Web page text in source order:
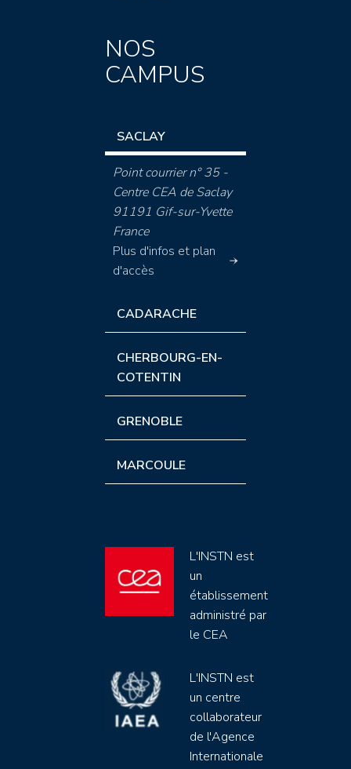
NOS
CAMPUS
SACLAY
Point courrier n° 35 -
Centre CEA de Saclay
91191 Gif-sur-Yvette
France
Plus d'infos et plan
d'accès
CADARACHE
CHERBOURG-EN-
COTENTIN
GRENOBLE
MARCOULE
L'INSTN est
un
établissement
administré par
le CEA
L'INSTN est
un centre
collaborateur
de l'Agence
Internationale